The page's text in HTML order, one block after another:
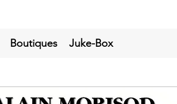
Boutiques Juke-Box